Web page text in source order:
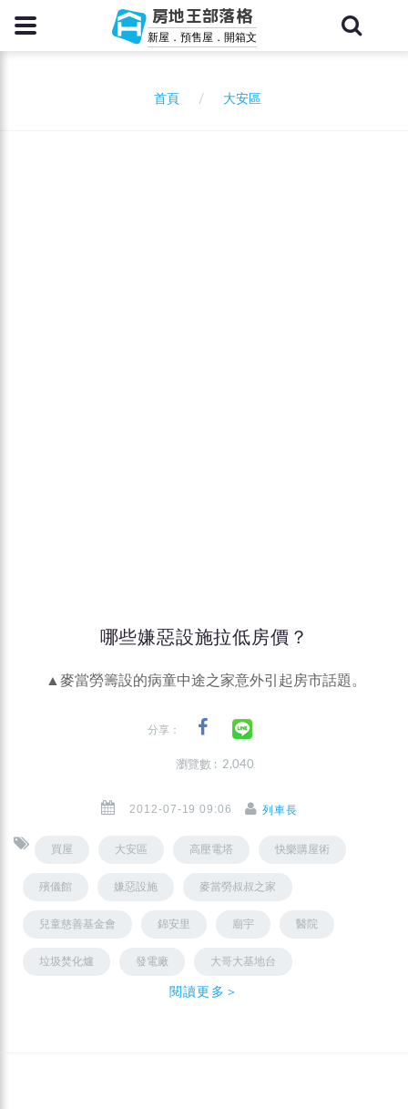
房地王部落格
新屋．預售屋．開箱文
首頁 大安區
哪些嫌惡設施拉低房價？
▲麥當勞籌設的病童中途之家意外引起房市話題。
分享：
瀏覽數 : 2,040
2012-07-19 09:06 列車長
買屋 大安區 高壓電塔 快樂購屋術
殯儀館 嫌惡設施 麥當勞叔叔之家
兒童慈善基金會 錦安里 廟宇 醫院
垃圾焚化爐 發電廠 大哥大基地台
閱讀更多＞